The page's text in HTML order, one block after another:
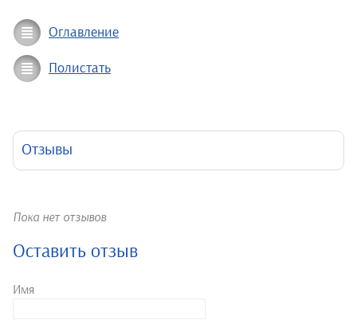
Оглавление
Полистать
Отзывы
Пока нет отзывов
Оставить отзыв
Имя